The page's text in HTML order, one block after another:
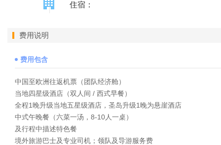
住宿：
费用说明
费用包含
中国至欧洲往返机票（团队经济舱）
当地四星级酒店（双人间 / 西式早餐）
全程1晚升级当地五星级酒店，圣岛升级1晚为悬崖酒店
中式午晚餐（六菜一汤，8-10人一桌）
及行程中描述特色餐
境外旅游巴士及专业司机；领队及导游服务费